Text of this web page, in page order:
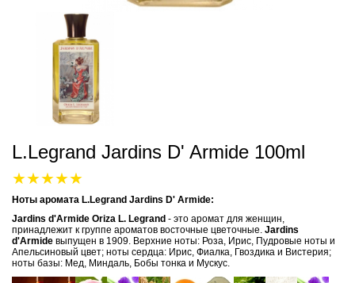
L.Legrand Jardins D' Armide 100ml
Ноты аромата L.Legrand Jardins D' Armide:
Jardins d'Armide Oriza L. Legrand - это аромат для женщин,
принадлежит к группе ароматов восточные цветочные. Jardins
d'Armide выпущен в 1909. Верхние ноты: Роза, Ирис, Пудровые ноты и
Апельсиновый цвет; ноты сердца: Ирис, Фиалка, Гвоздика и Вистерия;
ноты базы: Мед, Миндаль, Бобы тонка и Мускус.